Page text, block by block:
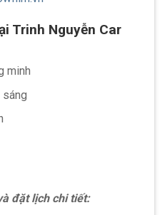
Trinh Nguyễn Car
minh
sáng
đặt lịch chi tiết: